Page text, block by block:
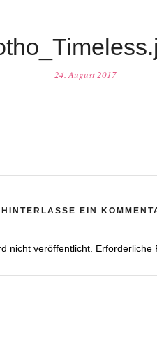
24. August 2017
HINTERLASSE EIN
nicht veröffentlicht. Erforderliche